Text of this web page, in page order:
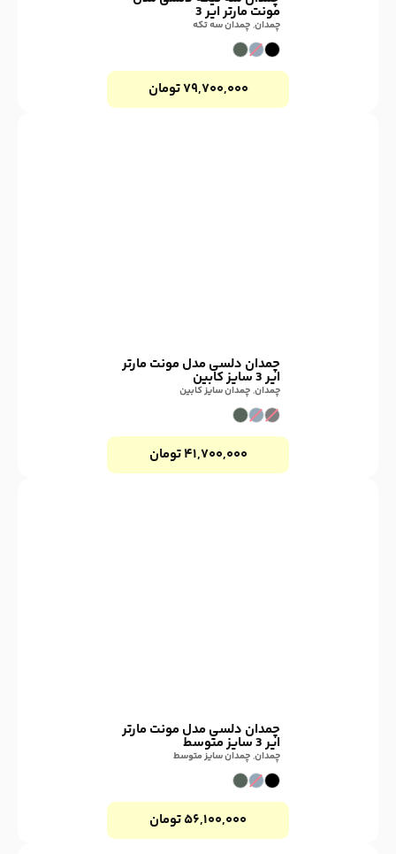
مونت مارتر ایر 3
چمدان,چمدان سه تکه
۷۹,۷۰۰,۰۰۰تومان
چمدان دلسی مدل مونت مارتر
ایر 3 سایز کابین
چمدان,چمدان سایز کابین
۴۱,۷۰۰,۰۰۰تومان
چمدان دلسی مدل مونت مارتر
ایر 3 سایز متوسط
چمدان,چمدان سایز متوسط
۵۶,۱۰۰,۰۰۰تومان